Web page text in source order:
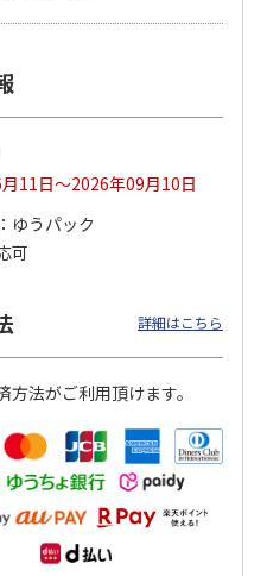
＞三輪素
円
三輪素麺 正倉院文
様パッケージ細麺
白髭
4,200円
(送料・税込)
11日～2026年09月10日
ゆうパック
可
詳細はこちら
方法がご利用頂けます。